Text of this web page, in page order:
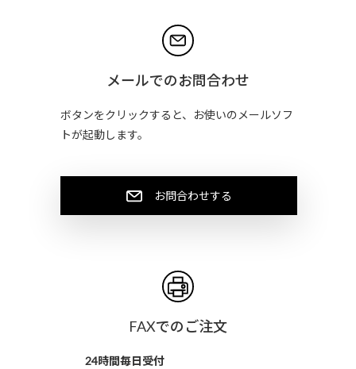
メールでのお問合わせ
ボタンをクリックすると、お使いのメールソフ
トが起動します。
お問合わせする
FAXでのご注文
24時間毎日受付